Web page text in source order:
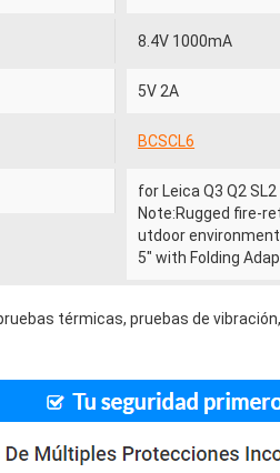
8.4V 1000mA
5V 2A
BCSCL6
for Leica Q3 Q2
Note:Rugged fire-
utdoor
5" with Folding
térmicas, pruebas de